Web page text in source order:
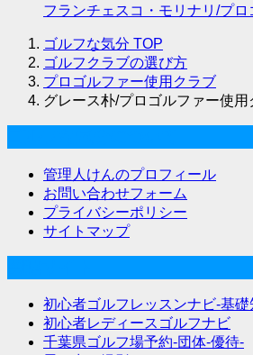
フランチェスコ・モリナリ/プ
ゴルフな気分 TOP
ゴルフクラブの選び方
プロゴルファー使用クラブ
グレース朴/プロゴルファー使用
管理人けんのプロフィール
お問い合わせフォーム
プライバシーポリシー
サイトマップ
初心者ゴルフレッスンナビ-基礎
初心者レディースゴルフナビ
千葉県ゴルフ場予約-団体-優待-